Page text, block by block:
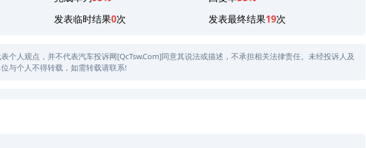
发表临时结果0次 发表最终结果19次
个人观点，并不代表汽车投诉网[QcTsw.Com]同意其说法或描述，不承担相关法律责任。未经投诉人及
与个人不得转载，如需转载请联系!